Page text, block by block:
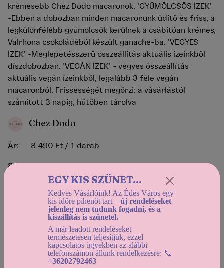
krémesebb Chez Dodo macaronok. 'GYÜMÖLCSÖS ÍZEK'
-Ebben a dobozban minden macaronunk üdítő és friss, a
legkülönfélébb gyümölcsök kerülnek a csábítóan krémes,
Valrhona csokoládéból készült ganache-ba. 'VEGYES
ÍZEK' -Meglepetésszerű összeállítás aktuális ízeinkből
díszdobozban. 'VEGÁN ÍZEK' - vegyes összeállítás
aktuális vegán ízeinkből, legalább 3 féle vegán
macaronból. Frissességét megőrzi: a vásárlástól
számított 3 napig, hűtőben tárolva
Chez Dodo
Ár: 8 490 Ft / 1 darab
85
hűségpontot kapsz a termék megvásárlása után, ha
törzsvásárlóvagy!
Mennyiség:
Helyszíni átvétel:
2026-08-10 12:00-tól
EGY KIS SZÜNET...
Kedves Vásárlóink! Az Édes Város egy
kis időre pihenőt tart – új rendeléseket
jelenleg nem tudunk fogadni, és a
kiszállítás is szünetel.
A már leadott rendeléseket
természetesen teljesítjük, ezzel
kapcsolatos ügyekben az alábbi
telefonszámon állunk rendelkezésre: 📞
+36202792463